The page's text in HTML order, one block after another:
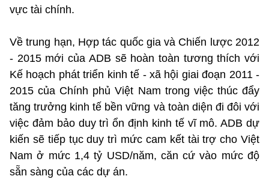
vực tài chính.
Về trung hạn, Hợp tác quốc gia và Chiến lược 2012
- 2015 mới của ADB sẽ hoàn toàn tương thích với
Kế hoạch phát triển kinh tế - xã hội giai đoạn 2011 -
2015 của Chính phủ Việt Nam trong việc thúc đẩy
tăng trưởng kinh tế bền vững và toàn diện đi đôi với
việc đảm bảo duy trì ổn định kinh tế vĩ mô. ADB dự
kiến sẽ tiếp tục duy trì mức cam kết tài trợ cho Việt
Nam ở mức 1,4 tỷ USD/năm, căn cứ vào mức độ
sẵn sàng của các dự án.